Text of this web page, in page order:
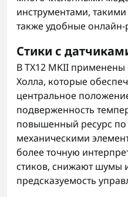
инструментами,
также удобные
Стики с
В TX12 MKII применены
Холла, которые
центральное
подверженность
повышенный ресурс
механическими
более точную
стиков, снижают шумы
предсказуемость